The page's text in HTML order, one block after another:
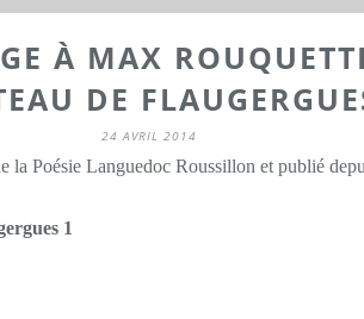
À MAX
DE
24 AVRIL 2014
la Poésie Languedoc Roussillon et publié